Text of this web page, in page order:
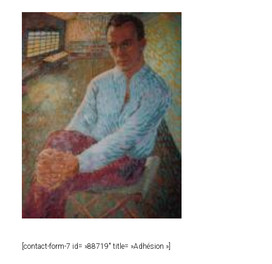
[contact-form-7 id= »88719″ title= »Adhésion »]